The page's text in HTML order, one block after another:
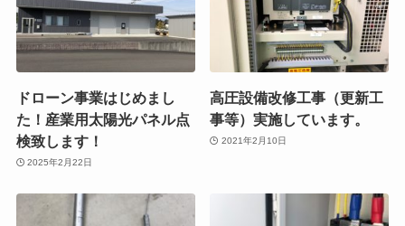
ドローン事業はじめまし
た！産業用太陽光パネル点
検致します！
2025年2月22日
高圧設備改修工事（更新工
事等）実施しています。
2021年2月10日